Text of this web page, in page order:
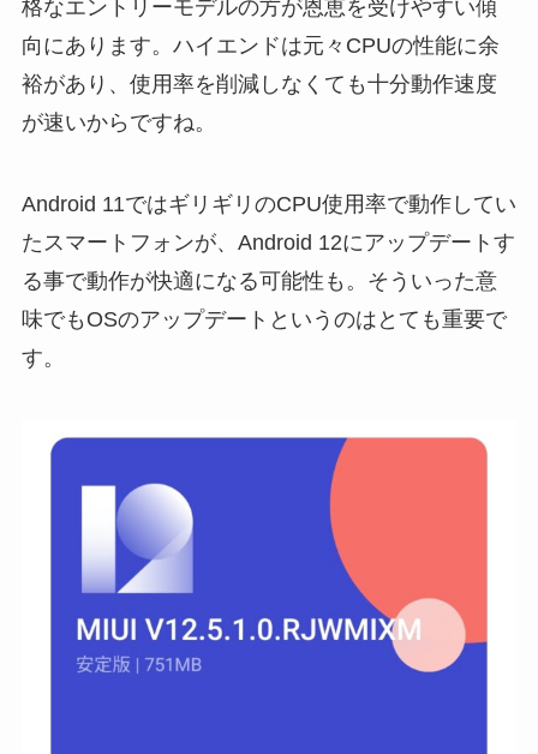
格なエントリーモデルの方が恩恵を受けやすい傾
向にあります。ハイエンドは元々CPUの性能に余
裕があり、使用率を削減しなくても十分動作速度
が速いからですね。
Android 11ではギリギリのCPU使用率で動作してい
たスマートフォンが、Android 12にアップデートす
る事で動作が快適になる可能性も。そういった意
味でもOSのアップデートというのはとても重要で
す。